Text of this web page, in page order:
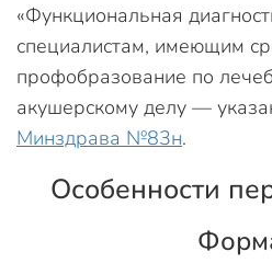
«Функциональная
специалистам, имеющим
профобразование по
акушерскому делу —
Минздрава №83н.
Особенности